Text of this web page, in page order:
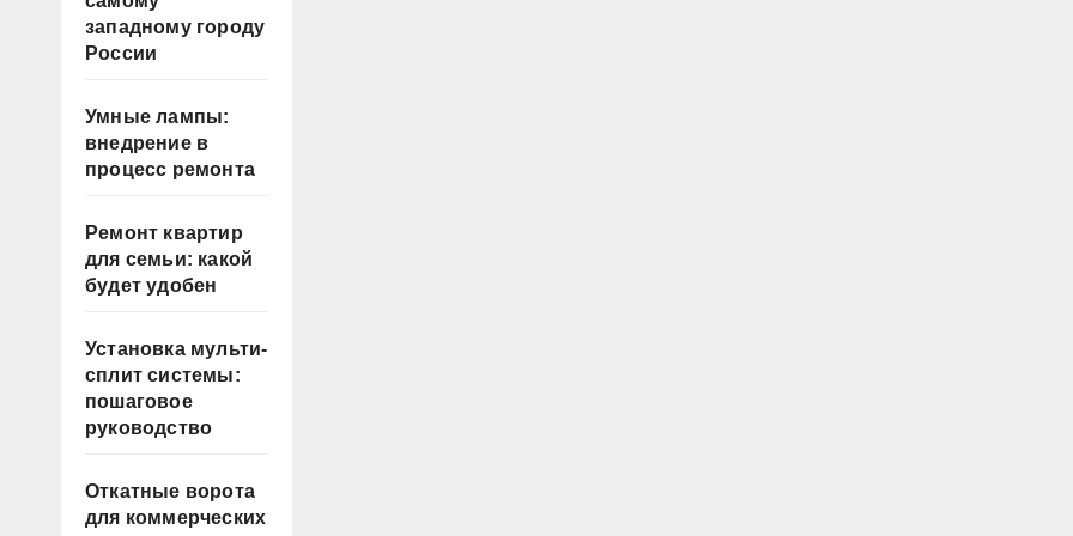
западному городу
России
Умные лампы:
внедрение в
процесс ремонта
Ремонт квартир
для семьи: какой
будет удобен
Установка мульти-
сплит системы:
пошаговое
руководство
Откатные ворота
для коммерческих